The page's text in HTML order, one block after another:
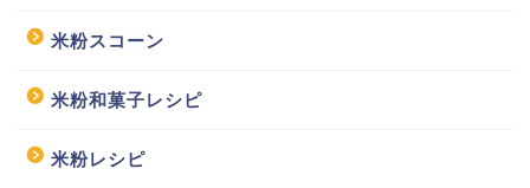
米粉スコーン
米粉和菓子レシピ
米粉レシピ